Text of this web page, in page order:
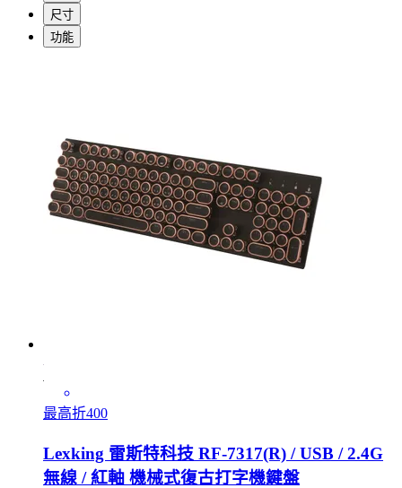
尺寸
功能
最高折400
Lexking 雷斯特科技 RF-7317(R) / USB / 2.4G
無線 / 紅軸 機械式復古打字機鍵盤